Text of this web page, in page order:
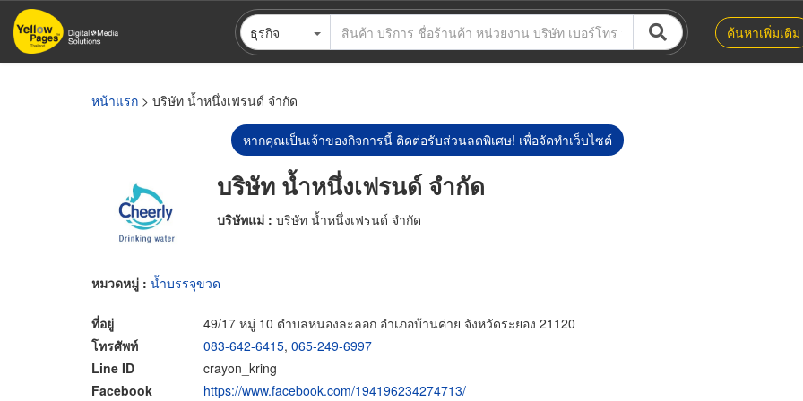
ข้าม
ไป
ธุรกิจ ค้นหาเพิ่มเติม
หน้าแรก > บริษัท น้ำหนึ่งเฟรนด์ จำกัด
หากคุณเป็นเจ้าของกิจการนี้ ติดต่อรับส่วนลดพิเศษ! เพื่อจัดทำเว็บไซต์
บริษัท น้ำหนึ่งเฟรนด์ จำกัด
บริษัทแม่ : บริษัท น้ำหนึ่งเฟรนด์ จำกัด
หมวดหมู่ : น้ำบรรจุขวด
ที่อยู่
49/17 หมู่ 10 ตำบลหนองละลอก อำเภอบ้านค่าย จังหวัดระยอง 21120
โทรศัพท์
083-642-6415, 065-249-6997
Line ID
crayon_kring
Facebook
https://www.facebook.com/194196234274713/